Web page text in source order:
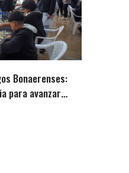
Bonaerenses: